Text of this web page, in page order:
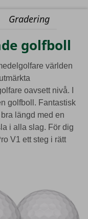
Gradering
golfboll
världen
oavsett nivå. I
golfboll. Fantastisk
längd med en
i alla slag. För dig
V1 ett steg i rätt